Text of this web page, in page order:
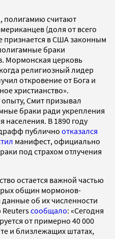
полигамию считают
(доля от всего
признается в США законным
браки
Мормонская церковь
религиозный лидер
откровение от Бога и
христианство».
Смит призывал
браки ради укрепления
населения. В 1890 году
публичноотказался
манифест, официально
под страхом отлучения
остается важной частью
общин мормонов-
об их численности
Reutersсообщало: «Сегодня
от примерно 40 000
и близлежащих штатах,